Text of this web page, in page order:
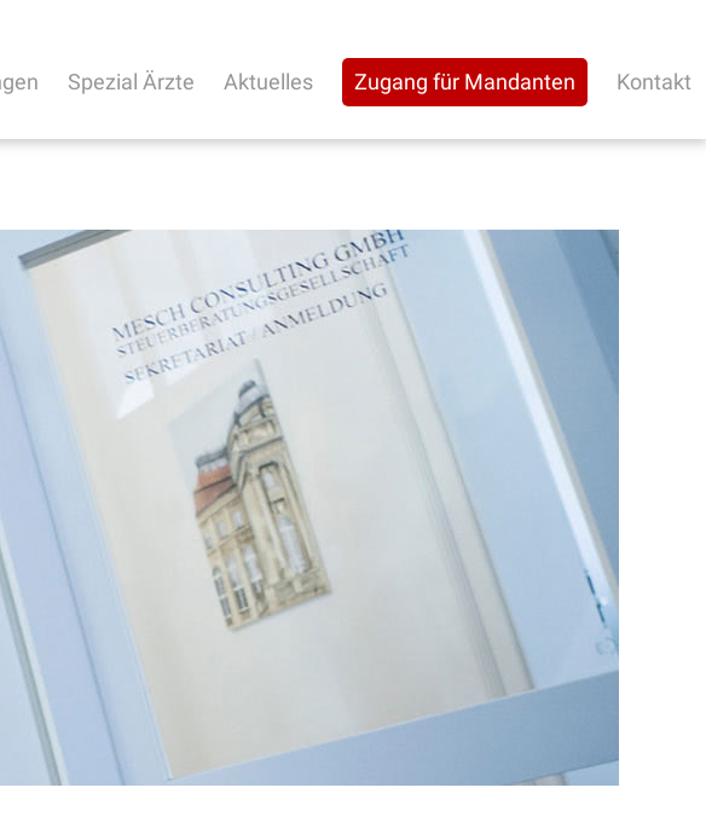
Spezial Ärzte Aktuelles Zugang für Mandanten Kontakt